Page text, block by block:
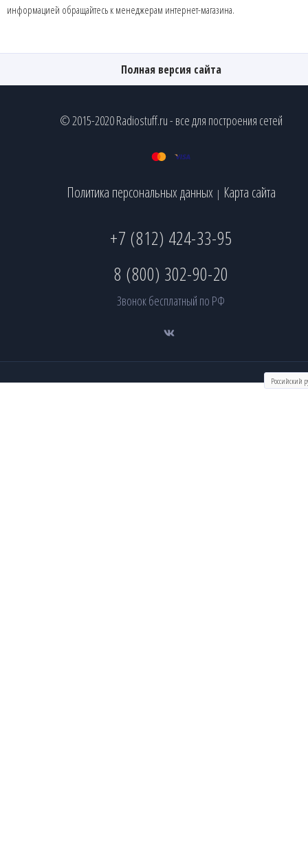
информацией обращайтесь к менеджерам интернет-магазина.
Полная версия сайта
© 2015-2020 Radiostuff.ru - все для построения сетей
Политика персональных данных | Карта сайта
+7 (812) 424-33-95
8 (800) 302-90-20
Звонок бесплатный по РФ